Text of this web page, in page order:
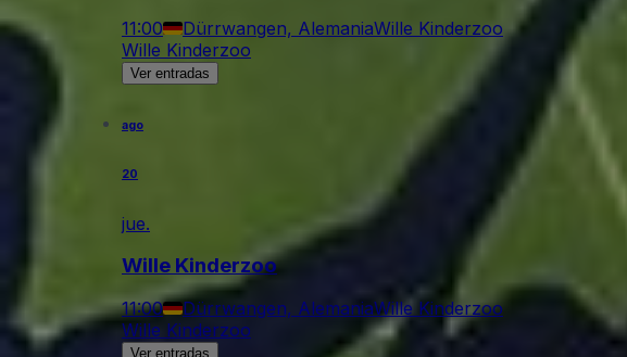
11:00 Dürrwangen, AlemaniaWille Kinderzoo
Wille Kinderzoo
Ver entradas
ago
20
jue.
Wille Kinderzoo
11:00 Dürrwangen, AlemaniaWille Kinderzoo
Wille Kinderzoo
Ver entradas